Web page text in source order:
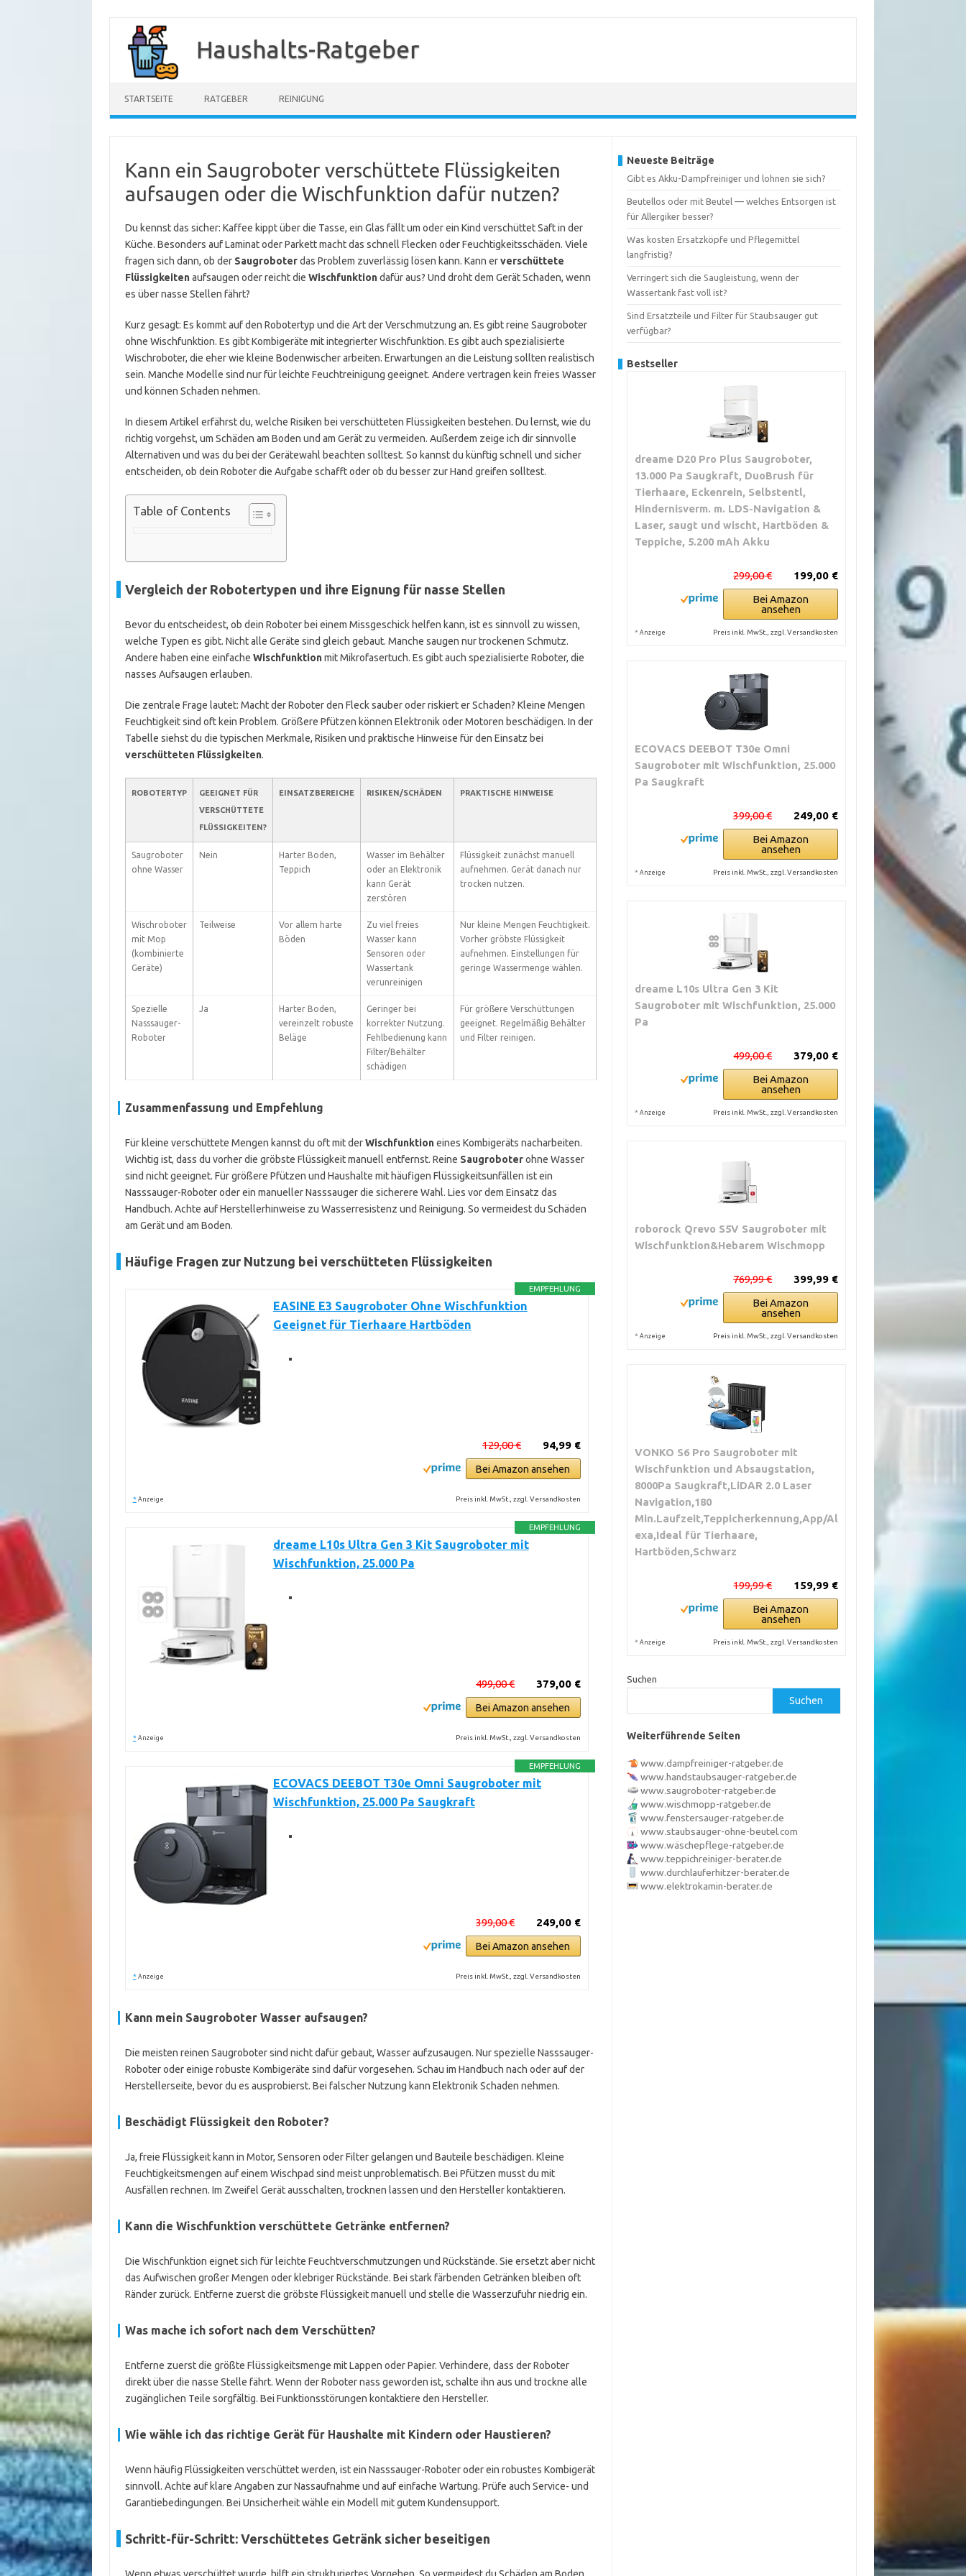
springen
Haushalts-Ratgeber
STARTSEITE RATGEBER REINIGUNG
Kann ein Saugroboter verschüttete Flüssigkeiten
aufsaugen oder die Wischfunktion dafür nutzen?
Du kennst das sicher: Kaffee kippt über die Tasse, ein Glas fällt um oder ein Kind verschüttet Saft in der
Küche. Besonders auf Laminat oder Parkett macht das schnell Flecken oder Feuchtigkeitsschäden. Viele
fragen sich dann, ob der Saugroboterdas Problem zuverlässig lösen kann. Kann erverschüttete
Flüssigkeitenaufsaugen oder reicht die Wischfunktiondafür aus? Und droht dem Gerät Schaden, wenn
es über nasse Stellen fährt?
Kurz gesagt: Es kommt auf den Robotertyp und die Art der Verschmutzung an. Es gibt reine Saugroboter
ohne Wischfunktion. Es gibt Kombigeräte mit integrierter Wischfunktion. Es gibt auch spezialisierte
Wischroboter, die eher wie kleine Bodenwischer arbeiten. Erwartungen an die Leistung sollten realistisch
sein. Manche Modelle sind nur für leichte Feuchtreinigung geeignet. Andere vertragen kein freies Wasser
und können Schaden nehmen.
In diesem Artikel erfährst du, welche Risiken bei verschütteten Flüssigkeiten bestehen. Du lernst, wie du
richtig vorgehst, um Schäden am Boden und am Gerät zu vermeiden. Außerdem zeige ich dir sinnvolle
Alternativen und was du bei der Gerätewahl beachten solltest. So kannst du künftig schnell und sicher
entscheiden, ob dein Roboter die Aufgabe schafft oder ob du besser zur Hand greifen solltest.
Table of Contents
Vergleich der Robotertypen und ihre Eignung für nasse Stellen
Bevor du entscheidest, ob dein Roboter bei einem Missgeschick helfen kann, ist es sinnvoll zu wissen,
welche Typen es gibt. Nicht alle Geräte sind gleich gebaut. Manche saugen nur trockenen Schmutz.
Andere haben eine einfache Wischfunktionmit Mikrofasertuch. Es gibt auch spezialisierte Roboter, die
nasses Aufsaugen erlauben.
Die zentrale Frage lautet: Macht der Roboter den Fleck sauber oder riskiert er Schaden? Kleine Mengen
Feuchtigkeit sind oft kein Problem. Größere Pfützen können Elektronik oder Motoren beschädigen. In der
Tabelle siehst du die typischen Merkmale, Risiken und praktische Hinweise für den Einsatz bei
verschütteten Flüssigkeiten.
ROBOTERTYP
GEEIGNET FÜR
VERSCHÜTTETE
FLÜSSIGKEITEN?
EINSATZBEREICHE RISIKEN/SCHÄDEN PRAKTISCHE HINWEISE
Saugroboter
ohne Wasser
Nein
Harter Boden,
Teppich
Wasser im Behälter
oder an Elektronik
kann Gerät
zerstören
Flüssigkeit zunächst manuell
aufnehmen. Gerät danach nur
trocken nutzen.
Wischroboter
mit Mop
(kombinierte
Geräte)
Teilweise
Vor allem harte
Böden
Zu viel freies
Wasser kann
Sensoren oder
Wassertank
verunreinigen
Nur kleine Mengen Feuchtigkeit.
Vorher gröbste Flüssigkeit
aufnehmen. Einstellungen für
geringe Wassermenge wählen.
Spezielle
Nasssauger-
Roboter
Ja
Harter Boden,
vereinzelt robuste
Beläge
Geringer bei
korrekter Nutzung.
Fehlbedienung kann
Filter/Behälter
schädigen
Für größere Verschüttungen
geeignet. Regelmäßig Behälter
und Filter reinigen.
Zusammenfassung und Empfehlung
Für kleine verschüttete Mengen kannst du oft mit derWischfunktioneines Kombigeräts nacharbeiten.
Wichtig ist, dass du vorher die gröbste Flüssigkeit manuell entfernst. Reine Saugroboterohne Wasser
sind nicht geeignet. Für größere Pfützen und Haushalte mit häufigen Flüssigkeitsunfällen ist ein
Nasssauger-Roboter oder ein manueller Nasssauger die sicherere Wahl. Lies vor dem Einsatz das
Handbuch. Achte auf Herstellerhinweise zu Wasserresistenz und Reinigung. So vermeidest du Schäden
am Gerät und am Boden.
Häufige Fragen zur Nutzung bei verschütteten Flüssigkeiten
EMPFEHLUNG
EASINE E3 Saugroboter Ohne Wischfunktion
Geeignet für Tierhaare Hartböden
94,99 €
129,00 €
Bei Amazon ansehen
* Anzeige Preis inkl. MwSt., zzgl. Versandkosten
EMPFEHLUNG
dreame L10s Ultra Gen 3 Kit Saugroboter mit
Wischfunktion, 25.000 Pa
379,00 €
499,00 €
Bei Amazon ansehen
* Anzeige Preis inkl. MwSt., zzgl. Versandkosten
EMPFEHLUNG
ECOVACS DEEBOT T30e Omni Saugroboter mit
Wischfunktion, 25.000 Pa Saugkraft
249,00 €
399,00 €
Bei Amazon ansehen
* Anzeige Preis inkl. MwSt., zzgl. Versandkosten
Kann mein Saugroboter Wasser aufsaugen?
Die meisten reinen Saugroboter sind nicht dafür gebaut, Wasser aufzusaugen. Nur spezielle Nasssauger-
Roboter oder einige robuste Kombigeräte sind dafür vorgesehen. Schau im Handbuch nach oder auf der
Herstellerseite, bevor du es ausprobierst. Bei falscher Nutzung kann Elektronik Schaden nehmen.
Beschädigt Flüssigkeit den Roboter?
Ja, freie Flüssigkeit kann in Motor, Sensoren oder Filter gelangen und Bauteile beschädigen. Kleine
Feuchtigkeitsmengen auf einem Wischpad sind meist unproblematisch. Bei Pfützen musst du mit
Ausfällen rechnen. Im Zweifel Gerät ausschalten, trocknen lassen und den Hersteller kontaktieren.
Kann die Wischfunktion verschüttete Getränke entfernen?
Die Wischfunktion eignet sich für leichte Feuchtverschmutzungen und Rückstände. Sie ersetzt aber nicht
das Aufwischen großer Mengen oder klebriger Rückstände. Bei stark färbenden Getränken bleiben oft
Ränder zurück. Entferne zuerst die gröbste Flüssigkeit manuell und stelle die Wasserzufuhr niedrig ein.
Was mache ich sofort nach dem Verschütten?
Entferne zuerst die größte Flüssigkeitsmenge mit Lappen oder Papier. Verhindere, dass der Roboter
direkt über die nasse Stelle fährt. Wenn der Roboter nass geworden ist, schalte ihn aus und trockne alle
zugänglichen Teile sorgfältig. Bei Funktionsstörungen kontaktiere den Hersteller.
Wie wähle ich das richtige Gerät für Haushalte mit Kindern oder Haustieren?
Wenn häufig Flüssigkeiten verschüttet werden, ist ein Nasssauger-Roboter oder ein robustes Kombigerät
sinnvoll. Achte auf klare Angaben zur Nassaufnahme und auf einfache Wartung. Prüfe auch Service- und
Garantiebedingungen. Bei Unsicherheit wähle ein Modell mit gutem Kundensupport.
Schritt-für-Schritt: Verschüttetes Getränk sicher beseitigen
Neueste Beiträge
Gibt es Akku-Dampfreiniger und lohnen sie sich?
Beutellos oder mit Beutel — welches Entsorgen ist
für Allergiker besser?
Was kosten Ersatzköpfe und Pflegemittel
langfristig?
Verringert sich die Saugleistung, wenn der
Wassertank fast voll ist?
Sind Ersatzteile und Filter für Staubsauger gut
verfügbar?
Bestseller
dreame D20 Pro Plus Saugroboter,
13.000 Pa Saugkraft, DuoBrush für
Tierhaare, Eckenrein, Selbstentl,
Hindernisverm. m. LDS-Navigation &
Laser, saugt und wischt, Hartböden &
Teppiche, 5.200 mAh Akku
199,00 €
299,00 €
Bei Amazon
ansehen
* Anzeige Preis inkl. MwSt., zzgl. Versandkosten
ECOVACS DEEBOT T30e Omni
Saugroboter mit Wischfunktion, 25.000
Pa Saugkraft
249,00 €
399,00 €
Bei Amazon
ansehen
* Anzeige Preis inkl. MwSt., zzgl. Versandkosten
dreame L10s Ultra Gen 3 Kit
Saugroboter mit Wischfunktion, 25.000
Pa
379,00 €
499,00 €
Bei Amazon
ansehen
* Anzeige Preis inkl. MwSt., zzgl. Versandkosten
roborock Qrevo S5V Saugroboter mit
Wischfunktion&Hebarem Wischmopp
399,99 €
769,99 €
Bei Amazon
ansehen
* Anzeige Preis inkl. MwSt., zzgl. Versandkosten
VONKO S6 Pro Saugroboter mit
Wischfunktion und Absaugstation,
8000Pa Saugkraft,LiDAR 2.0 Laser
Navigation,180
Min.Laufzeit,Teppicherkennung,App/Al
exa,Ideal für Tierhaare,
Hartböden,Schwarz
159,99 €
199,99 €
Bei Amazon
ansehen
* Anzeige Preis inkl. MwSt., zzgl. Versandkosten
Suchen
Suchen
Weiterführende Seiten
www.dampfreiniger-ratgeber.de
www.handstaubsauger-ratgeber.de
www.saugroboter-ratgeber.de
www.wischmopp-ratgeber.de
www.fenstersauger-ratgeber.de
www.staubsauger-ohne-beutel.com
www.wäschepflege-ratgeber.de
www.teppichreiniger-berater.de
www.durchlauferhitzer-berater.de
www.elektrokamin-berater.de